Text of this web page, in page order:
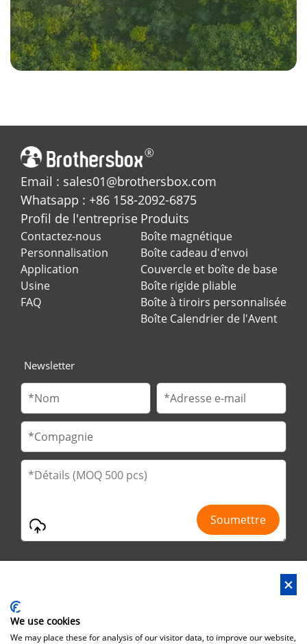
Email : sales01@brothersbox.com
Whatsapp : +86 158-2092-6875
Profil de l'entreprise
Contactez-nous
Personnalisation
Application
Usine
FAQ
Produits
Boîte magnétique
Boîte cadeau d'envoi
Couvercle et boîte de base
Boîte rigide pliable
Boîte à tiroirs personnalisée
Boîte Calendrier de l'Avent
Newsletter
Adresse : 2ème route de No.29 Jinfu, parc de Huanan Ind, ville
We use cookies
We may place these for analysis of our visitor data, to improve our website,